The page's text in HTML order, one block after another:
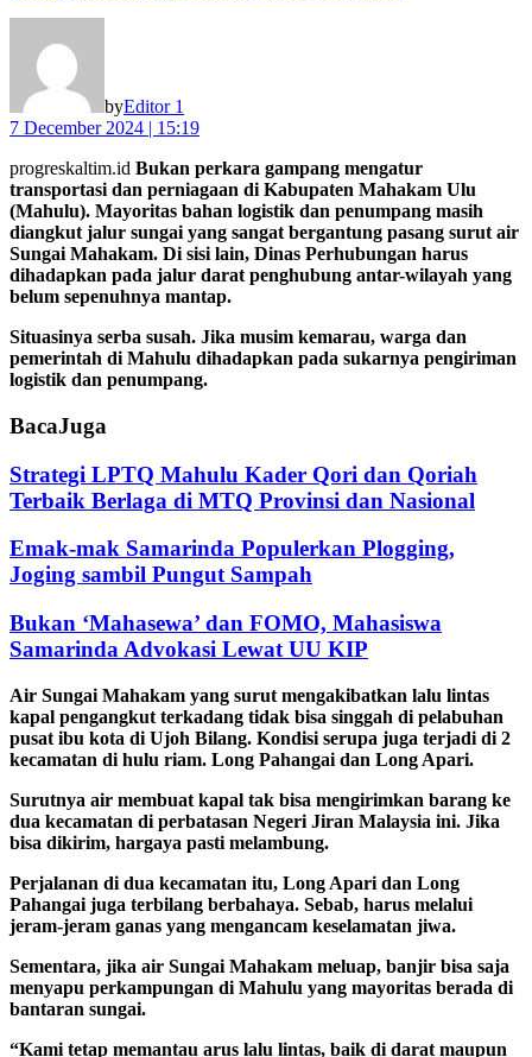
byEditor 1
7 December 2024 | 15:19
progreskaltim.id Bukan perkara gampang mengatur
transportasi dan perniagaan di Kabupaten Mahakam Ulu
(Mahulu). Mayoritas bahan logistik dan penumpang masih
diangkut jalur sungai yang sangat bergantung pasang surut air
Sungai Mahakam. Di sisi lain, Dinas Perhubungan harus
dihadapkan pada jalur darat penghubung antar-wilayah yang
belum sepenuhnya mantap.
Situasinya serba susah. Jika musim kemarau, warga dan
pemerintah di Mahulu dihadapkan pada sukarnya pengiriman
logistik dan penumpang.
BacaJuga
Strategi LPTQ Mahulu Kader Qori dan Qoriah
Terbaik Berlaga di MTQ Provinsi dan Nasional
Emak-mak Samarinda Populerkan Plogging,
Joging sambil Pungut Sampah
Bukan ‘Mahasewa’ dan FOMO, Mahasiswa
Samarinda Advokasi Lewat UU KIP
Air Sungai Mahakam yang surut mengakibatkan lalu lintas
kapal pengangkut terkadang tidak bisa singgah di pelabuhan
pusat ibu kota di Ujoh Bilang. Kondisi serupa juga terjadi di 2
kecamatan di hulu riam. Long Pahangai dan Long Apari.
Surutnya air membuat kapal tak bisa mengirimkan barang ke
dua kecamatan di perbatasan Negeri Jiran Malaysia ini. Jika
bisa dikirim, hargaya pasti melambung.
Perjalanan di dua kecamatan itu, Long Apari dan Long
Pahangai juga terbilang berbahaya. Sebab, harus melalui
jeram-jeram ganas yang mengancam keselamatan jiwa.
Sementara, jika air Sungai Mahakam meluap, banjir bisa saja
menyapu perkampungan di Mahulu yang mayoritas berada di
bantaran sungai.
“Kami tetap memantau arus lalu lintas, baik di darat maupun